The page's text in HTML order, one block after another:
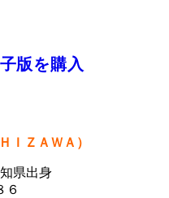
版を購入
ＩＺＡＷＡ）
知県出身
６